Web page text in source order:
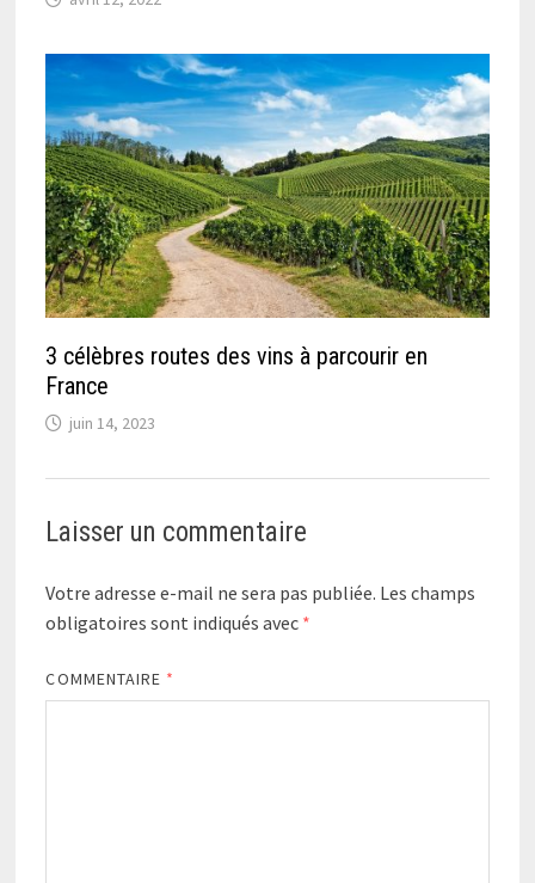
3 célèbres routes des vins à parcourir en
France
juin 14, 2023
Laisser un commentaire
Votre adresse e-mail ne sera pas publiée. Les champs
obligatoires sont indiqués avec *
COMMENTAIRE *